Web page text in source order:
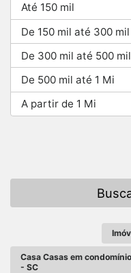
Até 150 mil
De 150 mil até 300 mil
De 300 mil até 500 mil
De 500 mil até 1 Mi
A partir de 1 Mi
Casa Casas em
- SC